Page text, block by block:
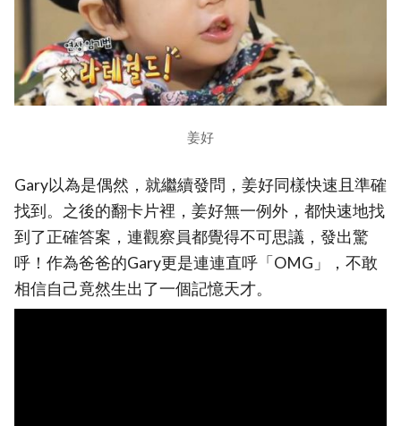
姜好
Gary以為是偶然，就繼續發問，姜好同樣快速且準確
找到。之後的翻卡片裡，姜好無一例外，都快速地找
到了正確答案，連觀察員都覺得不可思議，發出驚
呼！作為爸爸的Gary更是連連直呼「OMG」，不敢
相信自己竟然生出了一個記憶天才。